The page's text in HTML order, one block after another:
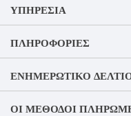
ΥΠΗΡΕΣΊΑ
ΠΛΗΡΟΦΟΡΊΕΣ
ΕΝΗΜΕΡΩΤΙΚΌ
ΟΙ ΜΈΘΟΔΟΙ